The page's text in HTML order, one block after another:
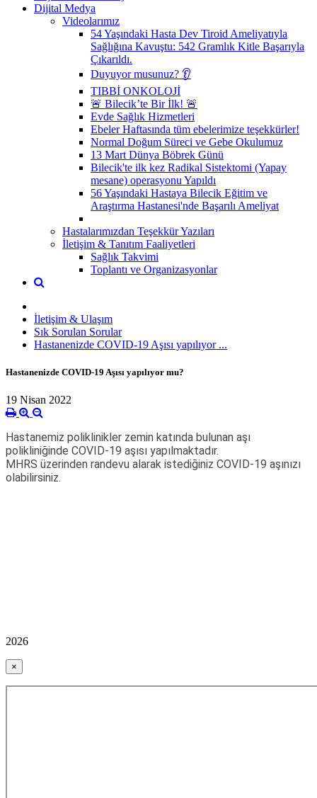
Dijital Medya
Videolarımız
54 Yaşındaki Hasta Dev Tiroid Ameliyatıyla
Sağlığına Kavuştu: 542 Gramlık Kitle Başarıyla
Çıkarıldı.
Duyuyor musunuz? 👂
TIBBİ ONKOLOJİ
🚨 Bilecik’te Bir İlk! 🚨
Evde Sağlık Hizmetleri
Ebeler Haftasında tüm ebelerimize teşekkürler!
Normal Doğum Süreci ve Gebe Okulumuz
13 Mart Dünya Böbrek Günü
Bilecik'te ilk kez Radikal Sistektomi (Yapay
mesane) operasyonu Yapıldı
56 Yaşındaki Hastaya Bilecik Eğitim ve
Araştırma Hastanesi'nde Başarılı Ameliyat
Hastalarımızdan Teşekkür Yazıları
İletişim & Tanıtım Faaliyetleri
Sağlık Takvimi
Toplantı ve Organizasyonlar
İletişim & Ulaşım
Sık Sorulan Sorular
Hastanenizde COVID-19 Aşısı yapılıyor ...
Hastanenizde COVID-19 Aşısı yapılıyor mu?
19 Nisan 2022
Hastanemiz poliklinikler zemin katında bulunan aşı
polikliniğinde COVID-19 aşısı yapılmaktadır.
MHRS üzerinden randevu alarak istediğiniz COVID-19 aşınızı
olabilirsiniz.
2026
×